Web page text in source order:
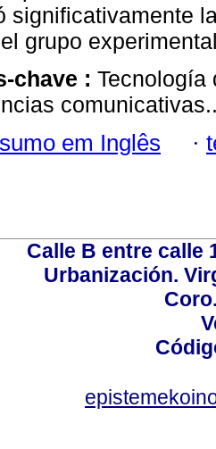
significativamente
grupo
chave : Tecnología
em Inglês ·
Calle B entre calle
Urbanización.